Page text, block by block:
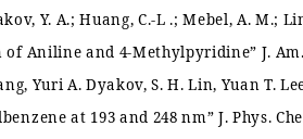
Y. A.; Huang, C.-L .; Mebel, A. M.;
of Aniline and 4-Methylpyridine” J.
Yuri A. Dyakov, S. H. Lin, Yuan T.
at 193 and 248 nm” J. Phys.